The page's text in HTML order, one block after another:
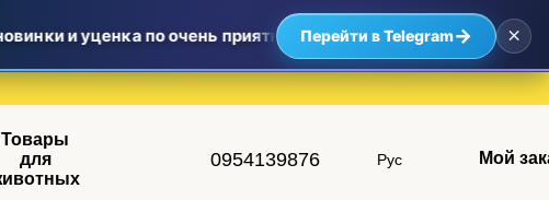
и уценка по очень приятным ценам — самые выгодные
Перейти в Telegram→ ×
Товары
для
0954139876 Рус Мой